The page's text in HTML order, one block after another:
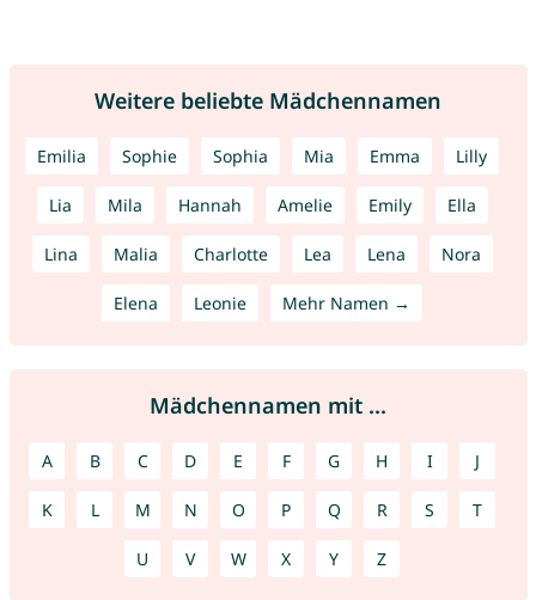
Weitere beliebte Mädchennamen
Emilia Sophie Sophia Mia Emma Lilly
Lia Mila Hannah Amelie Emily Ella
Lina Malia Charlotte Lea Lena Nora
Elena Leonie Mehr Namen →
Mädchennamen mit ...
A B C D E F G H I J
K L M N O P Q R S T
U V W X Y Z